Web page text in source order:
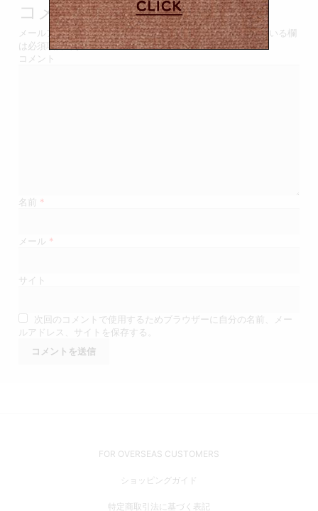
ー
シ
ョ
コメントを残す
メールアドレスが公開されることはありません。 *が付いている欄
は必須項目です
コメント
名前 *
メール *
サイト
次回のコメントで使用するためブラウザーに自分の名前、メー
ルアドレス、サイトを保存する。
FOR OVERSEAS CUSTOMERS
ショッピングガイド
特定商取引法に基づく表記